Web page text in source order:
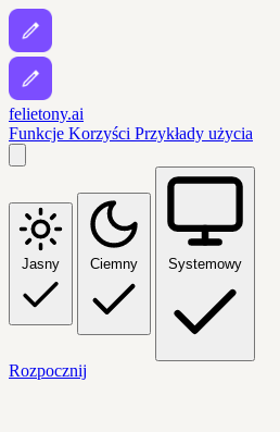
felietony.ai
Funkcje Korzyści Przykłady użycia
Jasny Ciemny Systemowy
Rozpocznij